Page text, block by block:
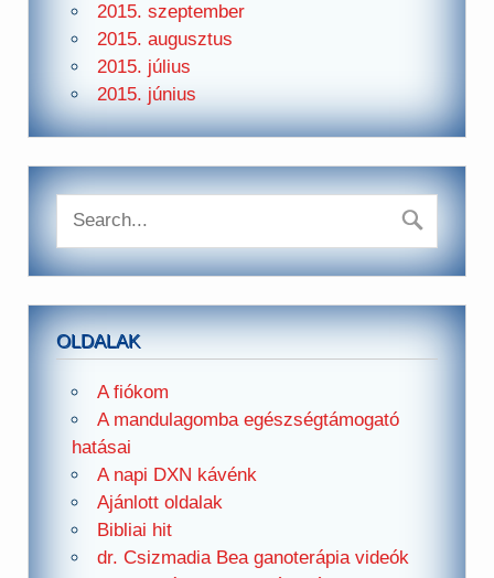
2015. szeptember
2015. augusztus
2015. július
2015. június
OLDALAK
A fiókom
A mandulagomba egészségtámogató
hatásai
A napi DXN kávénk
Ajánlott oldalak
Bibliai hit
dr. Csizmadia Bea ganoterápia videók